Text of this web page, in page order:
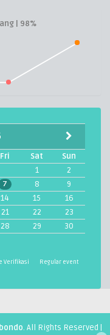
| 98%
Fri Sat
Sun
1
2
7 8
9
14 15
16
21 22
23
28 29
30
Verifikasi Regular event
. All Rights Reserved |